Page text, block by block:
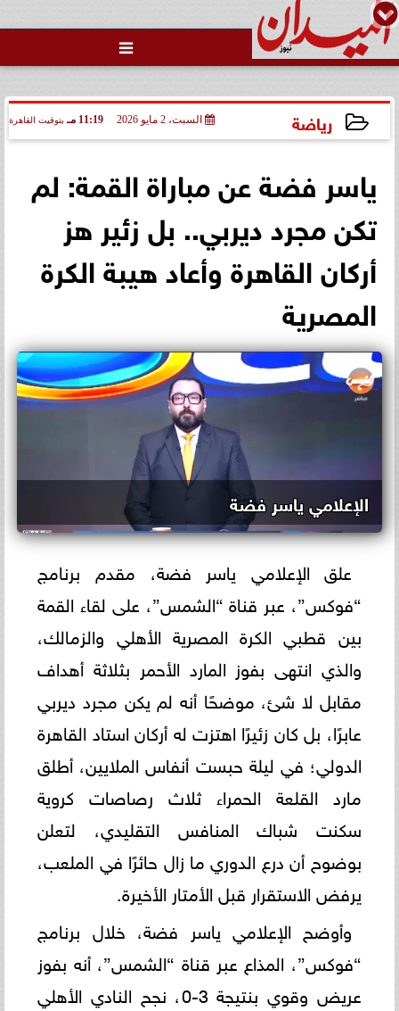

رياضة السبت، 2 مايو 2026 11:19 مـ بتوقيت القاهرة
ياسر فضة عن مباراة القمة: لم
تكن مجرد ديربي.. بل زئير هز
أركان القاهرة وأعاد هيبة الكرة
المصرية
الإعلامي ياسر فضة
علق الإعلامي ياسر فضة، مقدم برنامج
“فوكس”، عبر قناة “الشمس”، على لقاء القمة
بين قطبي الكرة المصرية الأهلي والزمالك،
والذي انتهى بفوز المارد الأحمر بثلاثة أهداف
مقابل لا شئ، موضحًا أنه لم يكن مجرد ديربي
عابرًا، بل كان زئيرًا اهتزت له أركان استاد القاهرة
الدولي؛ في ليلة حبست أنفاس الملايين، أطلق
مارد القلعة الحمراء ثلاث رصاصات كروية
سكنت شباك المنافس التقليدي، لتعلن
بوضوح أن درع الدوري ما زال حائرًا في الملعب،
يرفض الاستقرار قبل الأمتار الأخيرة.
وأوضح الإعلامي ياسر فضة، خلال برنامج
“فوكس”، المذاع عبر قناة “الشمس”، أنه بفوز
عريض وقوي بنتيجة 3-0، نجح النادي الأهلي